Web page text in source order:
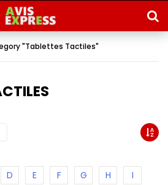
"Tablettes Tactiles"
D E F G H
I